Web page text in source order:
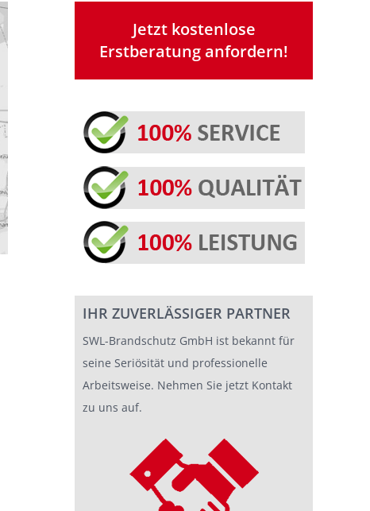
Jetzt kostenlose
Erstberatung anfordern!
IHR ZUVERLÄSSIGER PARTNER
SWL-Brandschutz GmbH ist bekannt für
seine Seriösität und professionelle
Arbeitsweise. Nehmen Sie jetzt Kontakt
zu uns auf.